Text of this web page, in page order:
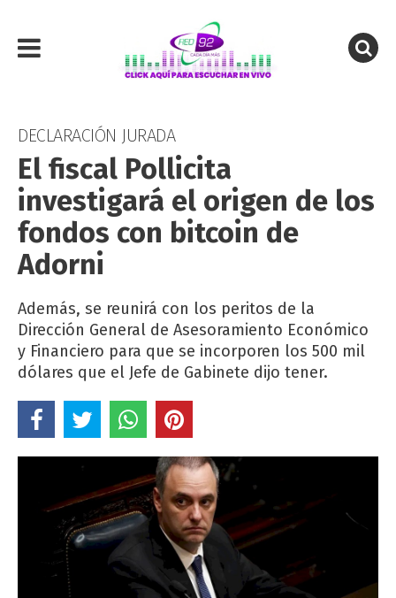
DECLARACIÓN JURADA
El fiscal Pollicita
investigará el origen de los
fondos con bitcoin de
Adorni
Además, se reunirá con los peritos de la
Dirección General de Asesoramiento Económico
y Financiero para que se incorporen los 500 mil
dólares que el Jefe de Gabinete dijo tener.